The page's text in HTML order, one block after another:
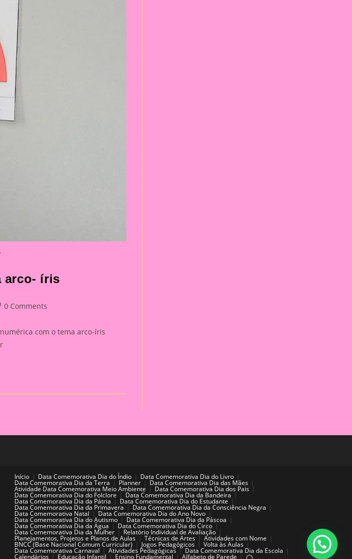
arco- íris
0 Comments
com o tema arco-íris
Início Data Comemorativa Dia do Índio Data Comemorativa Dia do Livro
Data Comemorativa Dia da Terra Planner Data Comemorativa Dia das Mães
Atividade Data Comemorativa Meio Ambiente Data Comemorativa Dia dos Pais
Data Comemorativa Dia do Folclore Data Comemorativa Dia da Bandeira
Data Comemorativa Dia da Pátria Data Comemorativa Dia do Estudante
Data Comemorativa Dia da Primavera Data Comemorativa Dia da Consciência Negra
Data Comemorativa Natal Data Comemorativa Dia do Ano Novo
Data Comemorativa Dia do Autismo Data Comemorativa Dia da Páscoa
Data Comemorativa Dia da Água Data Comemorativa Dia do Circo
Data Comemorativa Dia da Mulher Relatório Individual de Avaliação
Planejamentos, Projetos e Planos de Aulas Técnicas de Artes Atividades com Nome
BNCC (Base Nacional Comum Curricular) Jogos Pedagógicos Volta às Aulas
Data Comemorativa Carnaval Atividades Pedagógicas Data Comemorativa Dia da Escola
Calendários Educação Infantil Ensino Fundamental Alfabeto de Parede